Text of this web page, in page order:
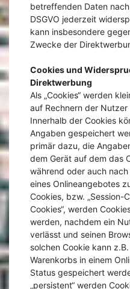
betreffenden Daten
DSGVO jederzeit
kann insbesondere
Zwecke der
Cookies und
Direktwerbung
Als „Cookies“ werden
auf Rechnern der
Innerhalb der Cookies
Angaben gespeichert
primär dazu, die
dem Gerät auf dem das
während oder auch
eines Onlineangebotes
Cookies, bzw. „Session-
Cookies“, werden
werden, nachdem ein
verlässt und seinen
solchen Cookie kann
Warenkorbs in einem
Status gespeichert
„persistent“ werden